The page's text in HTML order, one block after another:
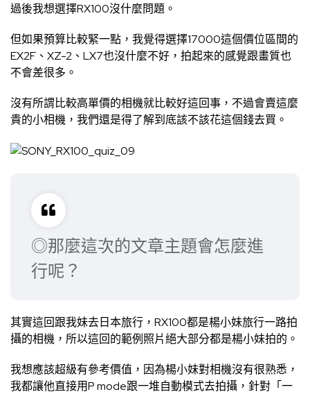
過後我想選擇RX100沒什麼問題。
但如果預算比較緊一點，我覺得選擇17000這個價位區間的
EX2F、XZ-2、LX7也沒什麼不好，拍起來的感覺跟畫質也
不會差很多。
沒有所謂比較高單價的相機就比較好這回事，不過會賣這麼
貴的小相機，我們還是得了解到底該不該花這個錢去買。
◎那麼這次的文章主題會怎麼進
行呢？
其實這回跟我妹去日本旅行，RX100都是楊小妹旅行一路拍
攝的相機，所以這回的範例照片絕大部分都是楊小妹拍的。
我想應該超級有參考價值，因為楊小妹對相機沒有很熟悉，
我都讓他直接用P mode跟一堆自動模式去拍攝，針對「一